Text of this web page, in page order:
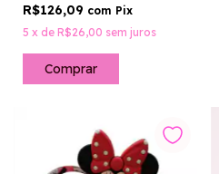
R$126,09 com Pix
5 x de R$26,00 sem juros
Comprar